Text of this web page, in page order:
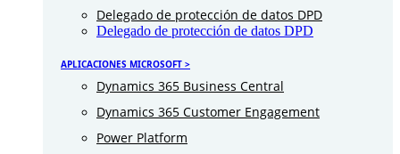
Delegado de protección de datos DPD
Delegado de protección de datos DPD
APLICACIONES MICROSOFT >
Dynamics 365 Business Central
Dynamics 365 Customer Engagement
Power Platform